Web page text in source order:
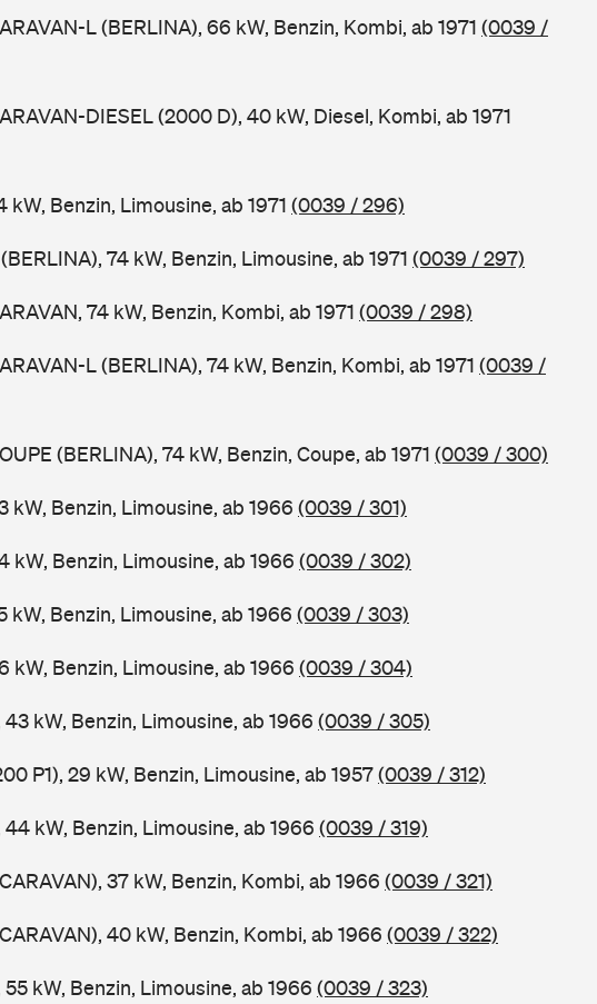
L (BERLINA), 66 kW, Benzin, Kombi, ab 1971 (0039 /
DIESEL (2000 D), 40 kW, Diesel, Kombi, ab 1971
kW, Benzin, Limousine, ab 1971 (0039 / 296)
74 kW, Benzin, Limousine, ab 1971 (0039 / 297)
74 kW, Benzin, Kombi, ab 1971 (0039 / 298)
L (BERLINA), 74 kW, Benzin, Kombi, ab 1971 (0039 /
(BERLINA), 74 kW, Benzin, Coupe, ab 1971 (0039 / 300)
kW, Benzin, Limousine, ab 1966 (0039 / 301)
kW, Benzin, Limousine, ab 1966 (0039 / 302)
kW, Benzin, Limousine, ab 1966 (0039 / 303)
kW, Benzin, Limousine, ab 1966 (0039 / 304)
kW, Benzin, Limousine, ab 1966 (0039 / 305)
P1), 29 kW, Benzin, Limousine, ab 1957(0039 / 312)
kW, Benzin, Limousine, ab 1966 (0039 / 319)
37 kW, Benzin, Kombi, ab 1966 (0039 / 321)
40 kW, Benzin, Kombi, ab 1966 (0039 / 322)
kW, Benzin, Limousine, ab 1966 (0039 / 323)